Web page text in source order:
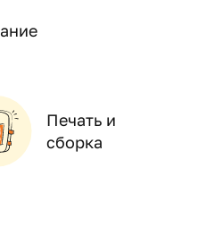
Печать и
сборка